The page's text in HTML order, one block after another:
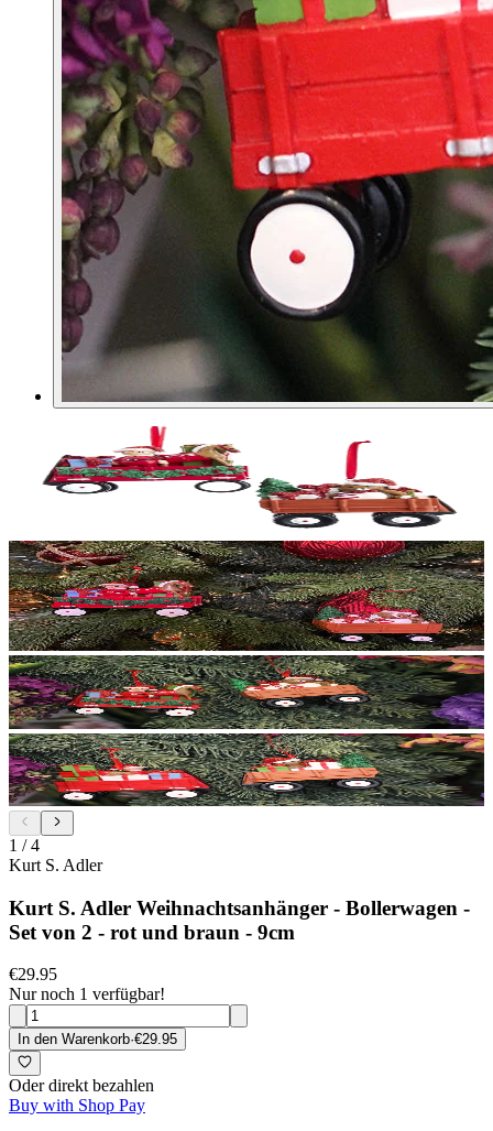
1 /4
Kurt S. Adler
Kurt S. Adler Weihnachtsanhänger - Bollerwagen -
Set von 2 - rot und braun - 9cm
€29.95
Nur noch 1 verfügbar!
In den Warenkorb·€29.95
Oder direkt bezahlen
Buy with Shop Pay